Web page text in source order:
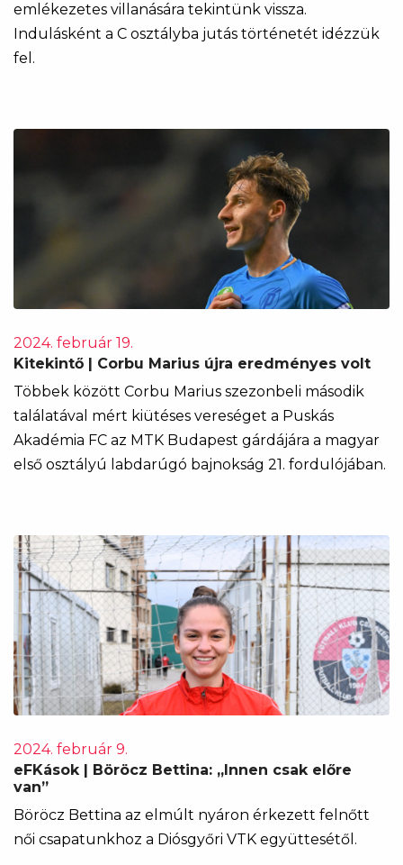
emlékezetes villanására tekintünk vissza.
Indulásként a C osztályba jutás történetét idézzük
fel.
2024. február 19.
Kitekintő | Corbu Marius újra eredményes volt
Többek között Corbu Marius szezonbeli második
találatával mért kiütéses vereséget a Puskás
Akadémia FC az MTK Budapest gárdájára a magyar
első osztályú labdarúgó bajnokság 21. fordulójában.
2024. február 9.
eFKások | Böröcz Bettina: „Innen csak előre
van”
Böröcz Bettina az elmúlt nyáron érkezett felnőtt
női csapatunkhoz a Diósgyőri VTK együttesétől.